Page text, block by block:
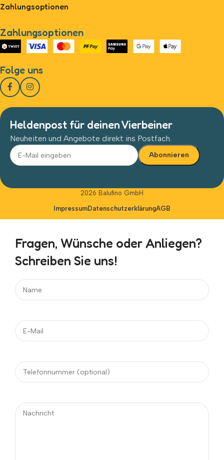
Zahlungsoptionen
Zahlungsoptionen
Folge uns
Heldenpost für deinen Vierbeiner
Neuheiten und Angebote direkt ins Postfach.
2026 Balufino GmbH
ImpressumDatenschutzerklärungAGB
Fragen, Wünsche oder Anliegen?
Schreiben Sie uns!